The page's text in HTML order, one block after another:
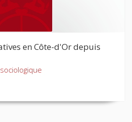
en Côte-d'Or depuis